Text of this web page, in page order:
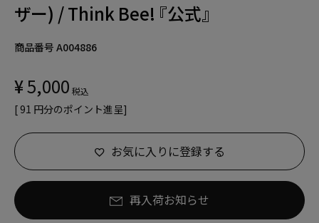
ザー) / Think Bee! 『公式』
商品番号 A004886
¥5,000 税込
[91 円分のポイント進呈]
お気に入りに登録する
再入荷お知らせ